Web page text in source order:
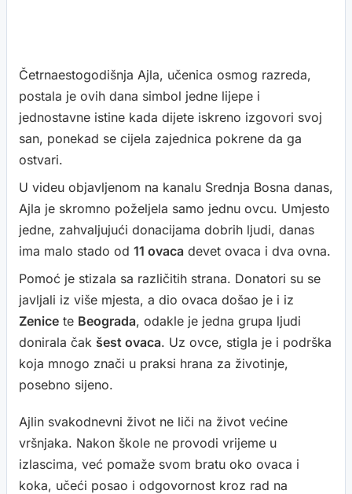
Četrnaestogodišnja Ajla, učenica osmog razreda,
postala je ovih dana simbol jedne lijepe i
jednostavne istine kada dijete iskreno izgovori svoj
san, ponekad se cijela zajednica pokrene da ga
ostvari.
U videu objavljenom na kanalu Srednja Bosna danas,
Ajla je skromno poželjela samo jednu ovcu. Umjesto
jedne, zahvaljujući donacijama dobrih ljudi, danas
ima malo stado od 11 ovaca devet ovaca i dva ovna.
Pomoć je stizala sa različitih strana. Donatori su se
javljali iz više mjesta, a dio ovaca došao je i iz
Zenice te Beograda, odakle je jedna grupa ljudi
donirala čak šest ovaca. Uz ovce, stigla je i podrška
koja mnogo znači u praksi hrana za životinje,
posebno sijeno.
Ajlin svakodnevni život ne liči na život većine
vršnjaka. Nakon škole ne provodi vrijeme u
izlascima, već pomaže svom bratu oko ovaca i
koka, učeći posao i odgovornost kroz rad na